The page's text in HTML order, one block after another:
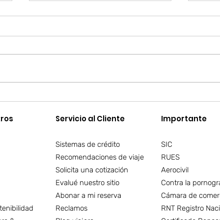
Servicio al Cliente
Sistemas de crédito
Recomendaciones de viaje
Solicita una cotización
Evalué nuestro sitio
Abonar a mi reserva
Reclamos
Importante
SIC
RUES
Aerocivil
Contra la
Cámara de
RNT Registro